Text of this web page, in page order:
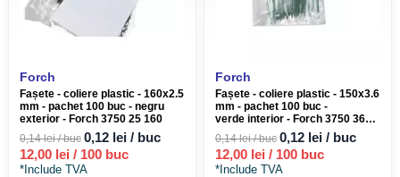
Forch
Fașete - coliere plastic - 160x2.5
mm - pachet 100 buc - negru
exterior - Forch 3750 25 160
0,14 lei / buc 0,12 lei / buc
12,00 lei / 100 buc
*Include TVA
Forch
Fașete - coliere plastic - 150x3.6
mm - pachet 100 buc -
verde interior - Forch 3750 36
150 4
0,14 lei / buc 0,12 lei / buc
12,00 lei / 100 buc
*Include TVA